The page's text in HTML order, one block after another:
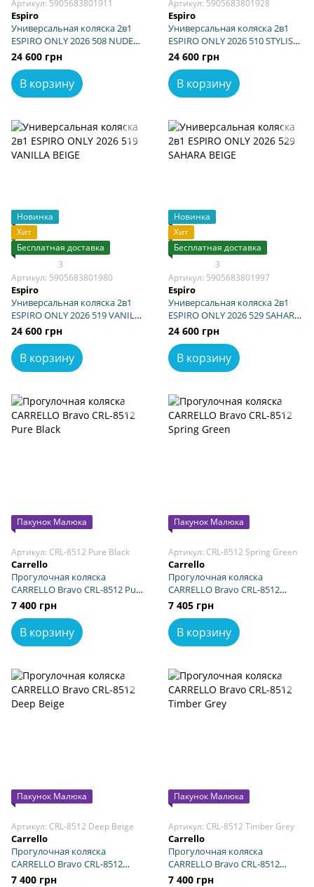
Артикул: 5905683801911
Espiro
Универсальная коляска 2в1
ESPIRO ONLY 2026 508 NUDE
BROWN GEL
24 600 грн
В корзину
Артикул: 5905683801928
Espiro
Универсальная коляска 2в1
ESPIRO ONLY 2026 510 STYLISH
BLACK
24 600 грн
В корзину
Новинка
Хит
Бесплатная доставка
3
Артикул: 5905683801980
Espiro
Универсальная коляска 2в1
ESPIRO ONLY 2026 519 VANILLA
BEIGE
24 600 грн
В корзину
Новинка
Хит
Бесплатная доставка
3
Артикул: 5905683801997
Espiro
Универсальная коляска 2в1
ESPIRO ONLY 2026 529 SAHARA
BEIGE
24 600 грн
В корзину
Пакунок Малюка
Артикул: CRL-8512 Pure Black
Carrello
Прогулочная коляска
CARRELLO Bravo CRL-8512 Pure
Black
7 400 грн
В корзину
Пакунок Малюка
Артикул: CRL-8512 Spring Green
Carrello
Прогулочная коляска
CARRELLO Bravo CRL-8512
Spring Green
7 405 грн
В корзину
Пакунок Малюка
Артикул: CRL-8512 Deep Beige
Carrello
Прогулочная коляска
CARRELLO Bravo CRL-8512
Deep Beige
7 400 грн
Пакунок Малюка
Артикул: CRL-8512 Timber Grey
Carrello
Прогулочная коляска
CARRELLO Bravo CRL-8512
Timber Grey
7 400 грн